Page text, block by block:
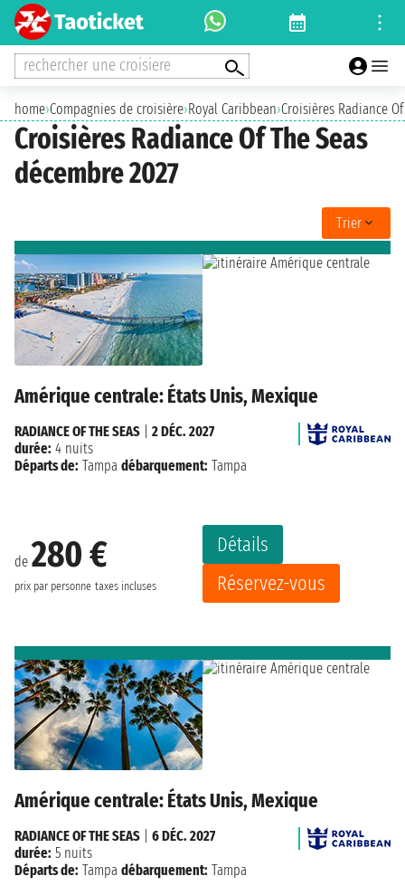
rechercher une croisiere
home›Compagnies de croisière›Royal Caribbean›Croisières Radiance
Croisières Radiance Of The Seas
décembre 2027
Trier
Amérique centrale: États Unis, Mexique
de 280 €
prix par personne taxes incluses
Détails
Réservez-vous
RADIANCE OF THE SEAS
2 DÉC. 2027
durée: 4 nuits
Départs de: Tampa débarquement: Tampa
Amérique centrale: États Unis, Mexique
RADIANCE OF THE SEAS
6 DÉC. 2027
durée: 5 nuits
Départs de: Tampa débarquement: Tampa